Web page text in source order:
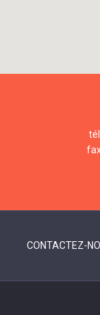
CONTACTEZ-